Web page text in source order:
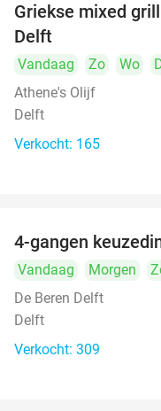
Griekse mixed
Delft
Vandaag Zo Wo
Athene's Olijf
Delft
Verkocht: 165
4-gangen
Vandaag Morgen
De Beren Delft
Delft
Verkocht: 309